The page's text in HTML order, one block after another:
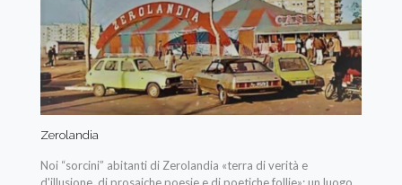
Zerolandia
Noi “sorcini” abitanti di Zerolandia «terra di verità e
d'illusione, di prosaiche poesie e di poetiche follie»; un luogo